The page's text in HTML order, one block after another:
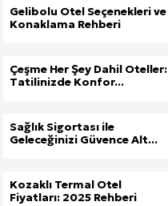
Gelibolu Otel Seçenekleri ve
Konaklama Rehberi
Çeşme Her Şey Dahil Oteller:
Tatilinizde Konfor...
Sağlık Sigortası ile
Geleceğinizi Güvence Alt...
Kozaklı Termal Otel
Fiyatları: 2025 Rehberi